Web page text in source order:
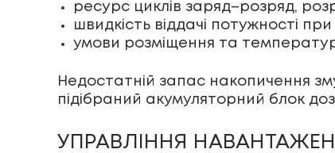
ресурс циклів заряд–розряд,
швидкість віддачі потужності
умови розміщення та
Недостатній запас накопичення
підібраний акумуляторний блок
УПРАВЛІННЯ